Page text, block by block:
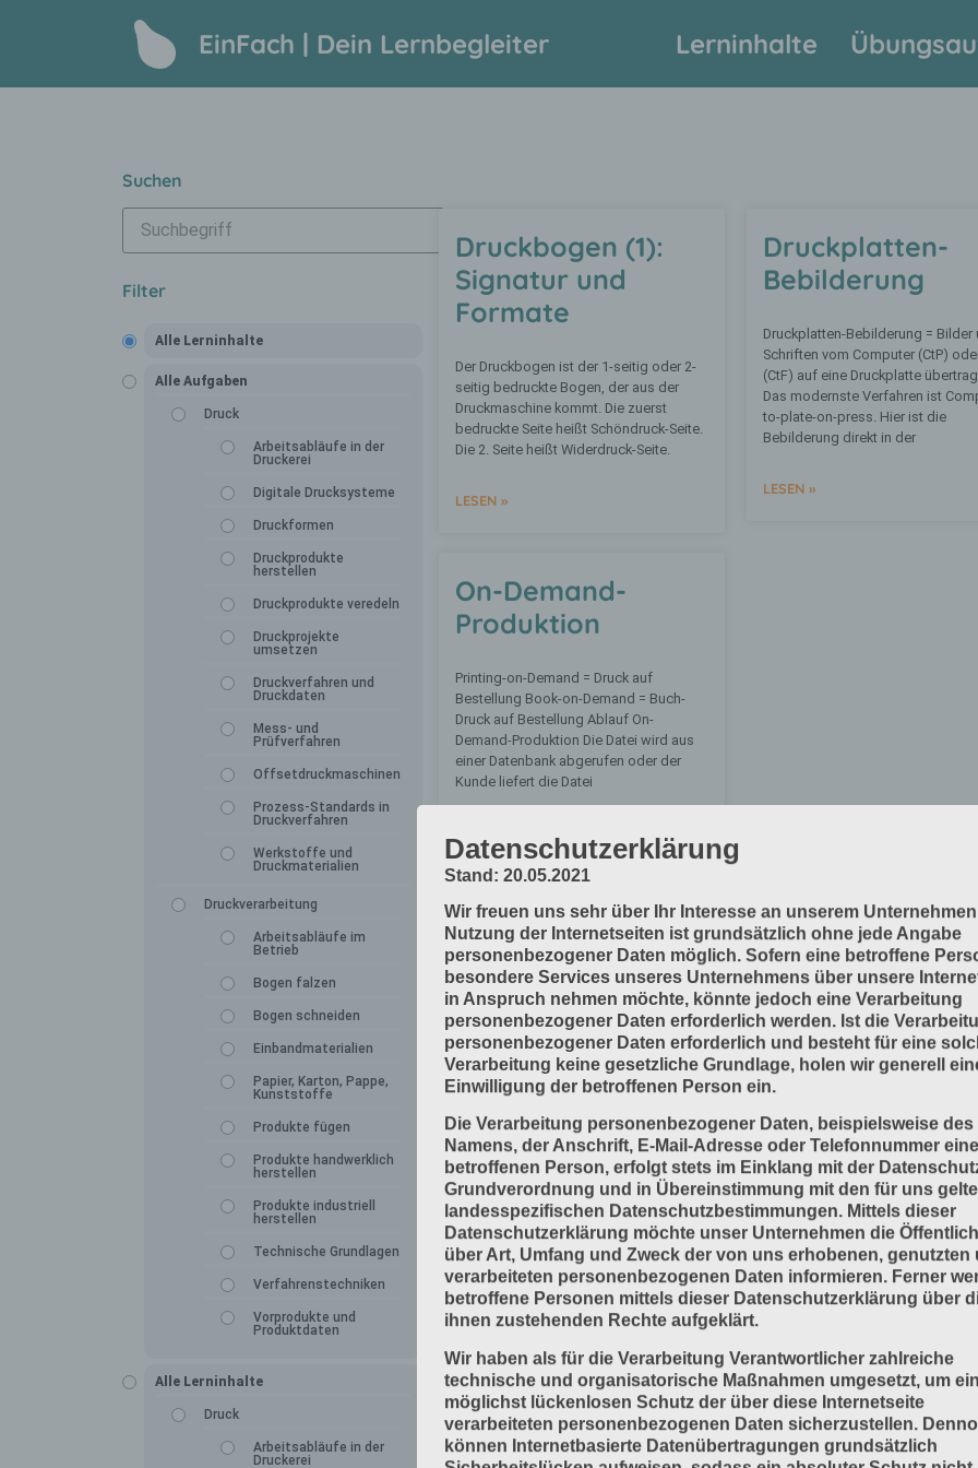
EinFach | Dein Lernbegleiter Lerninhalte
Suchen
Filter
Alle Lerninhalte
Alle Aufgaben
Druck
Arbeitsabläufe in der
Druckerei
Digitale Drucksysteme
Druckformen
Druckprodukte
herstellen
Druckprodukte veredeln
Druckprojekte
umsetzen
Druckverfahren und
Druckdaten
Mess- und
Prüfverfahren
Offsetdruckmaschinen
Prozess-Standards in
Druckverfahren
Werkstoffe und
Druckmaterialien
Druckverarbeitung
Arbeitsabläufe im
Betrieb
Bogen falzen
Bogen schneiden
Einbandmaterialien
Papier, Karton, Pappe,
Kunststoffe
Produkte fügen
Produkte handwerklich
herstellen
Produkte industriell
herstellen
Technische Grundlagen
Verfahrenstechniken
Vorprodukte und
Produktdaten
Alle Lerninhalte
Druck
Arbeitsabläufe in der
Druckerei
Druckbogen (1):
Signatur und
Formate
Der Druckbogen ist der 1-seitig oder 2-
seitig bedruckte Bogen, der aus der
Druckmaschine kommt. Die zuerst
bedruckte Seite heißt Schöndruck-Seite.
Die 2. Seite heißt Widerdruck-Seite.
LESEN »
Druckplatten-
Bebilderung
Druckplatten-Bebilderung = Bilder
Schriften vom Computer (CtP)
(CtF) auf eine Druckplatte
Das modernste Verfahren ist
to-plate-on-press. Hier ist die
Bebilderung direkt in der
LESEN »
On-Demand-
Produktion
Printing-on-Demand = Druck auf
Bestellung Book-on-Demand = Buch-
Druck auf Bestellung Ablauf On-
Demand-Produktion Die Datei wird aus
einer Datenbank abgerufen oder der
Kunde liefert die Datei
« Zurück 1 2 3 4 5 6 7 8 9 10 11 12 13 14
Datenschutzerklärung
Stand: 20.05.2021
Wir freuen uns sehr über Ihr Interesse an unserem
Nutzung der Internetseiten ist grundsätzlich ohne jede Angabe
personenbezogener Daten möglich. Sofern eine betroffene
besondere Services unseres Unternehmens über unsere
in Anspruch nehmen möchte, könnte jedoch eine Verarbeitung
personenbezogener Daten erforderlich werden. Ist die
personenbezogener Daten erforderlich und besteht für eine
Verarbeitung keine gesetzliche Grundlage, holen wir generell
Einwilligung der betroffenen Person ein.
Die Verarbeitung personenbezogener Daten, beispielsweise des
Namens, der Anschrift, E-Mail-Adresse oder Telefonnummer
betroffenen Person, erfolgt stets im Einklang mit der
Grundverordnung und in Übereinstimmung mit den für uns
landesspezifischen Datenschutzbestimmungen. Mittels dieser
Datenschutzerklärung möchte unser Unternehmen die
über Art, Umfang und Zweck der von uns erhobenen, genutzten
verarbeiteten personenbezogenen Daten informieren. Ferner
betroffene Personen mittels dieser Datenschutzerklärung über
ihnen zustehenden Rechte aufgeklärt.
Wir haben als für die Verarbeitung Verantwortlicher zahlreiche
technische und organisatorische Maßnahmen umgesetzt, um
möglichst lückenlosen Schutz der über diese Internetseite
verarbeiteten personenbezogenen Daten sicherzustellen.
können Internetbasierte Datenübertragungen grundsätzlich